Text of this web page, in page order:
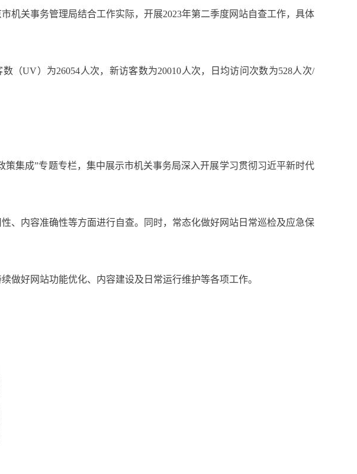
机关事务管理局结合工作实际，开展2023年第二季度网站自查工作，具体
（UV）为26054人次，新访客数为20010人次，日均访问次数为528人次/
集成”专题专栏，集中展示市机关事务局深入开展学习贯彻习近平新时代
、内容准确性等方面进行自查。同时，常态化做好网站日常巡检及应急保
做好网站功能优化、内容建设及日常运行维护等各项工作。